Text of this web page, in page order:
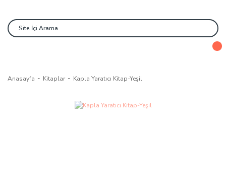
Anasayfa Kitaplar Kapla Yaratıcı Kitap-Yeşil